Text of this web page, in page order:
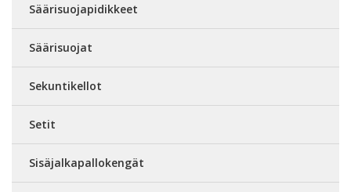
Säärisuojapidikkeet
Säärisuojat
Sekuntikellot
Setit
Sisäjalkapallokengät